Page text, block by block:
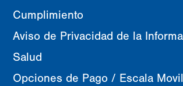
Cumplimiento
Aviso de Privacidad de la
Salud
Opciones de Pago / Escala Movil